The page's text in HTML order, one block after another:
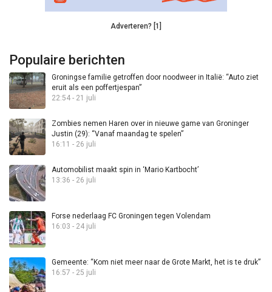
Adverteren? [1]
Populaire berichten
Groningse familie getroffen door noodweer in Italië: “Auto ziet
eruit als een poffertjespan”
22:54 - 21 juli
Zombies nemen Haren over in nieuwe game van Groninger
Justin (29): “Vanaf maandag te spelen”
16:11 - 26 juli
Automobilist maakt spin in ‘Mario Kartbocht’
13:36 - 26 juli
Forse nederlaag FC Groningen tegen Volendam
16:03 - 24 juli
Gemeente: “Kom niet meer naar de Grote Markt, het is te druk”
16:57 - 25 juli